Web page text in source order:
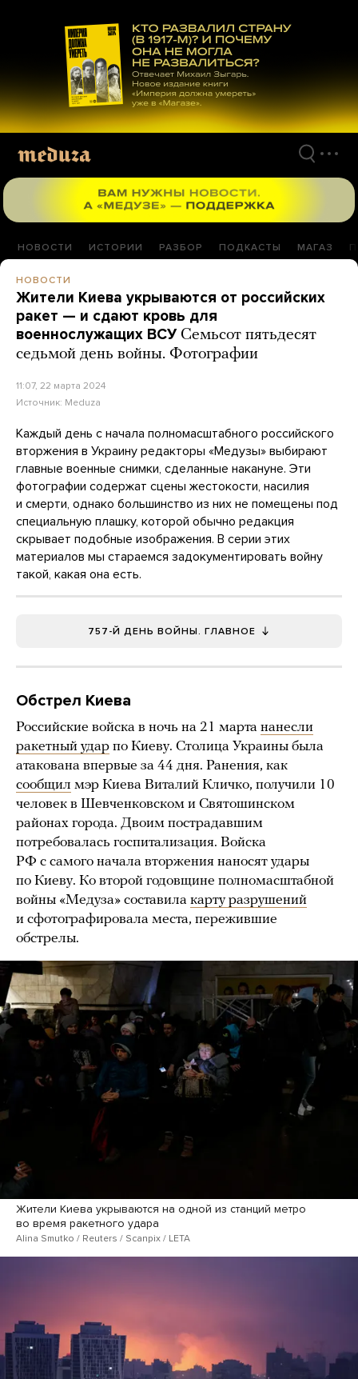
материалам
НОВОСТИ ИСТОРИИ РАЗБОР ПОДКАСТЫ МАГАЗ
НОВОСТИ
Жители Киева укрываются от российских
ракет — и сдают кровь для
военнослужащих ВСУ Семьсот пятьдесят
седьмой день войны. Фотографии
11:07, 22 марта 2024
Источник: Meduza
Каждый день с начала полномасштабного российского
вторжения в Украину редакторы «Медузы» выбирают
главные военные снимки, сделанные накануне. Эти
фотографии содержат сцены жестокости, насилия
и смерти, однако большинство из них не помещены под
специальную плашку, которой обычно редакция
скрывает подобные изображения. В серии этих
материалов мы стараемся задокументировать войну
такой, какая она есть.
757-Й ДЕНЬ ВОЙНЫ. ГЛАВНОЕ
Обстрел Киева
Российские войска в ночь на 21 марта нанесли
ракетный удар по Киеву. Столица Украины была
атакована впервые за 44 дня. Ранения, как
сообщил мэр Киева Виталий Кличко, получили 10
человек в Шевченковском и Святошинском
районах города. Двоим пострадавшим
потребовалась госпитализация. Войска
РФ с самого начала вторжения наносят удары
по Киеву. Ко второй годовщине полномасштабной
войны «Медуза» составила карту разрушений
и сфотографировала места, пережившие
обстрелы.
Жители Киева укрываются на одной из станций метро
во время ракетного удара
Alina Smutko / Reuters / Scanpix / LETA